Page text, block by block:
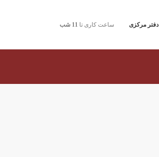
دفتر مرکزی ساعت کاری تا 11 شب